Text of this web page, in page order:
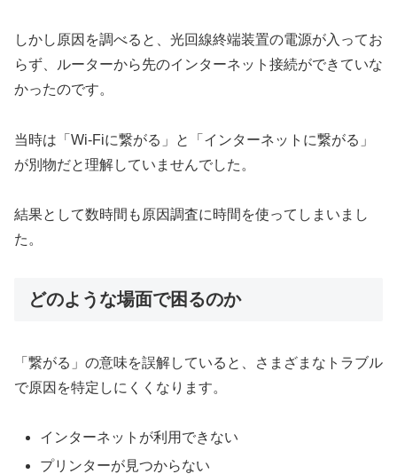
しかし原因を調べると、光回線終端装置の電源が入ってお
らず、ルーターから先のインターネット接続ができていな
かったのです。
当時は「Wi-Fiに繋がる」と「インターネットに繋がる」
が別物だと理解していませんでした。
結果として数時間も原因調査に時間を使ってしまいまし
た。
どのような場面で困るのか
「繋がる」の意味を誤解していると、さまざまなトラブル
で原因を特定しにくくなります。
インターネットが利用できない
プリンターが見つからない